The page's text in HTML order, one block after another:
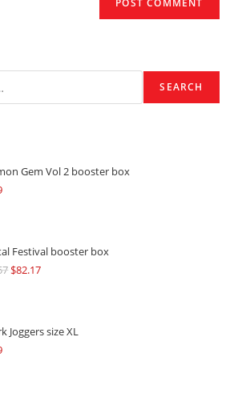
SEARCH
Gem Vol 2 booster box
Festival booster box
Original
$109.57.
$82.17Current
$82.17.
Joggers size XL